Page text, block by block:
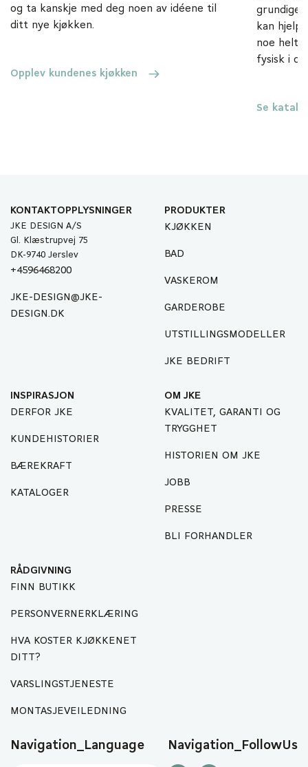
og ta kanskje med deg noen av idéene til
ditt nye kjøkken.
Opplev kundenes kjøkken
grundige
kan
noe helt
fysisk i
Se
KONTAKTOPPLYSNINGER
JKE DESIGN A/S
Gl. Klæstrupvej 75
DK-9740 Jerslev
+4596468200
JKE-DESIGN@JKE-
DESIGN.DK
PRODUKTER
KJØKKEN
BAD
VASKEROM
GARDEROBE
UTSTILLINGSMODELLER
JKE BEDRIFT
INSPIRASJON
DERFOR JKE
KUNDEHISTORIER
BÆREKRAFT
KATALOGER
OM JKE
KVALITET, GARANTI OG
TRYGGHET
HISTORIEN OM JKE
JOBB
PRESSE
BLI FORHANDLER
RÅDGIVNING
FINN BUTIKK
PERSONVERNERKLÆRING
HVA KOSTER KJØKKENET
DITT?
VARSLINGSTJENESTE
MONTASJEVEILEDNING
Navigation_Language Navigation_FollowUs